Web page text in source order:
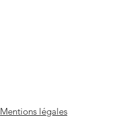
Mentions légales